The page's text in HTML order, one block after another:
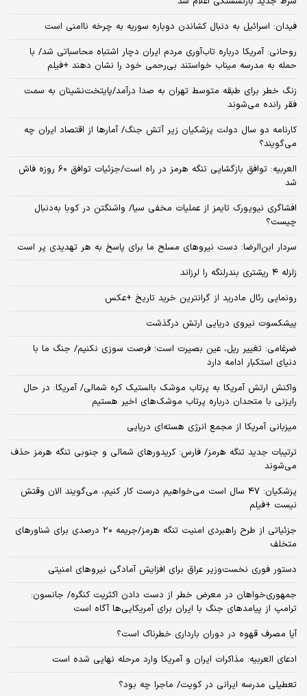
فیدان: اسرائیل به دنبال کشاندن دوباره سوریه به چرخه ناامنی است
روحانی: آمریکا درباره تاب‌آوری مردم ایران دچار اشتباه محاسباتی شد/ با
حمله به مدرسه میناب خواستند بی‌رحمی خود را نشان دهند +فیلم
زنگ خطر برای طبقه متوسط تهران به صدا درآمد/پایتخت‌نشینان به سمت
فقر رانده می‌شوند
کارنامه دو سال دولت پزشکیان زیر آتش جنگ/ آمارها از اقتصاد ایران چه
می‌گویند؟
العربیه: توافق بازگشایی تنگه هرمز در راه است/جزئیات توافق ۶۰ روزه فاش
شد
افشاگری نیویورک تایمز از عملیات مخفی سیا/ واشنگتن در کوبا به‌دنبال
چیست؟
سردار ابن‌الرضا: دست نیروهای مسلح ما برای پاسخ به هر تهدیدی پر است
زلزله ۴ ریشتری بندرلنگه را لرزاند
رونمایی رئال مادرید از گرانترین خرید تاریخ +عکس
پیشکسوت نیروی دریایی ارتش درگذشت
ضرغامی: تغییر ریل، عین بصیرت است؛ فرصت سوزی نکنیم/ جنگ ما با
دنیای استکبار ادامه دارد
واکنش ارتش آمریکا به پرتاب موشک بالستیک کره شمالی/ آمریکا: در حال
رایزنی با متحدان درباره پرتاب موشک‌های اخیر هستیم
میزبانی آمریکا از مجمع انرژی هسته‌ای دریایی
ترتیبات جدید تنگه هرمز/ فارس: کریدورهای شمالی و جنوبی تنگه هرمز حذف
می‌شوند
پزشکیان: ۴۷ سال است می‌خواهیم درست کار کنیم، می‌گویند الان وقتش
نیست +فیلم
جزئیاتی از طرح راهبردی امنیت تنگه هرمز/جریمه ۲۰ درصدی برای شناورهای
متخلف
دستور فوری نخست‌وزیر عراق برای افزایش آمادگی نیروهای امنیتی
جمهوری‌خواهان در معرض خطر از دست دادن اکثریت کنگره/ جانسون:
ترامپ از پیامدهای جنگ با ایران برای آمریکایی‌ها آگاه است
آیا مصرف قهوه در دوران بارداری خطرناک است؟
ادعای العربیه: مذاکرات ایران و آمریکا وارد مرحله نهایی شده است
تعطیلی مدرسه ایرانی در کویت/ ماجرا چه بود؟